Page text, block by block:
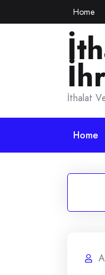
to
Home
İthalat
Home